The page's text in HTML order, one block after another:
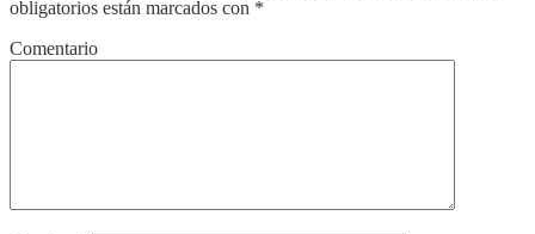
obligatorios están marcados con *
Comentario